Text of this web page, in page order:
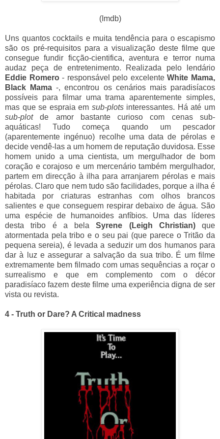
(Imdb)
Uns quantos cocktails e muita tendência para o escapismo
são os pré-requisitos para a visualização deste filme que
consegue fundir ficção-cientifica, aventura e terror numa
audaz peça de entretenimento. Realizada pelo lendário
Eddie Romero- responsável pelo excelenteWhite Mama,
Black Mama -, encontrou os cenários mais paradisíacos
possíveis para filmar uma trama aparentemente simples,
mas que se espraia em sub-plots interessantes. Há até um
sub-plotde amor bastante curioso com cenas sub-
aquáticas! Tudo começa quando um pescador
(aparentemente ingénuo) recolhe uma data de pérolas e
decide vendê-las a um homem de reputação duvidosa. Esse
homem unido a uma cientista, um mergulhador de bom
coração e corajoso e um mercenário também mergulhador,
partem em direcção à ilha para arranjarem pérolas e mais
pérolas. Claro que nem tudo são facilidades, porque a ilha é
habitada por criaturas estranhas com olhos brancos
salientes e que conseguem respirar debaixo de água. São
uma espécie de humanoides anfíbios. Uma das líderes
desta tribo é a belaSyrene (Leigh Christian)que
atormentada pela tribo e o seu pai (que parece o Tritão da
pequena sereia), é levada a seduzir um dos humanos para
dar à luz e assegurar a salvação da sua tribo. É um filme
extremamente bem filmado com umas sequências a roçar o
surrealismo e que em complemento com o décor
paradisíaco fazem deste filme uma experiência digna de ser
vista ou revista.
4 - Truth or Dare? A Critical madness